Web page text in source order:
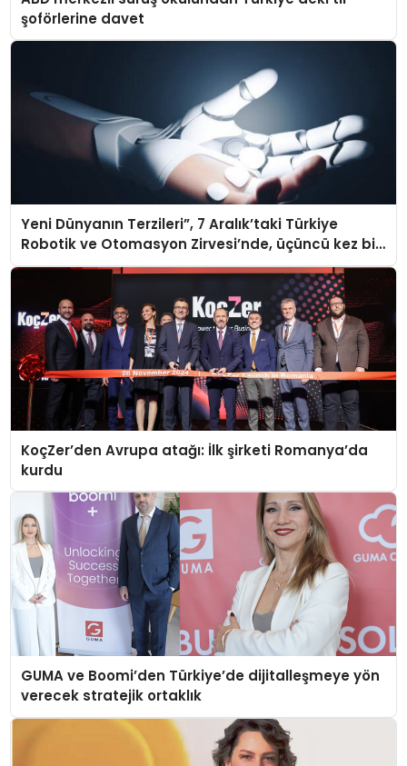
şoförlerine davet
Yeni Dünyanın Terzileri”, 7 Aralık’taki Türkiye
Robotik ve Otomasyon Zirvesi’nde, üçüncü kez bir
araya geliyor
KoçZer’den Avrupa atağı: İlk şirketi Romanya’da
kurdu
GUMA ve Boomi’den Türkiye’de dijitalleşmeye yön
verecek stratejik ortaklık